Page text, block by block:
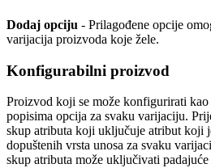
Dodaj opciju - Prilagođene opcije
varijacija proizvoda koje žele.
Konfigurabilni proizvod
Proizvod koji se može konfigurirati
popisima opcija za svaku varijaciju.
skup atributa koji uključuje atribut koji
dopuštenih vrsta unosa za svaku
skup atributa može uključivati